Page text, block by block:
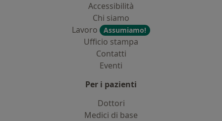
Accessibilità
Chi siamo
Lavoro
Assumiamo!
Ufficio stampa
Contatti
Eventi
Per i pazienti
Dottori
Medici di base